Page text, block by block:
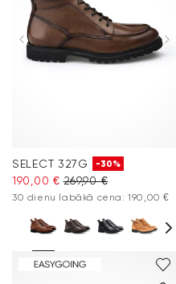
SELECT 327G -30%
190,00 € 269,90 €
30 dienu labākā cena: 190,00 €